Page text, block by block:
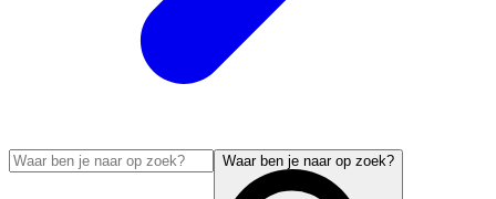
Waar ben je naar op zoek?